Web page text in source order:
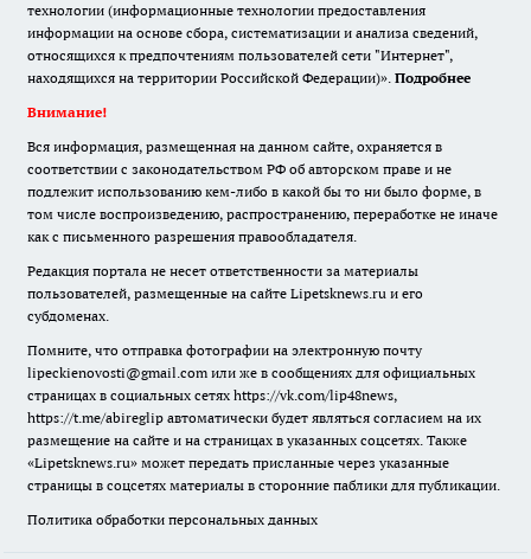
технологии (информационные технологии предоставления
информации на основе сбора, систематизации и анализа сведений,
относящихся к предпочтениям пользователей сети "Интернет",
находящихся на территории Российской Федерации)». Подробнее
Внимание!
Вся информация, размещенная на данном сайте, охраняется в
соответствии с законодательством РФ об авторском праве и не
подлежит использованию кем-либо в какой бы то ни было форме, в
том числе воспроизведению, распространению, переработке не иначе
как с письменного разрешения правообладателя.
Редакция портала не несет ответственности за материалы
пользователей, размещенные на сайте Lipetsknews.ru и его
субдоменах.
Помните, что отправка фотографии на электронную почту
lipeckienovosti@gmail.com или же в сообщениях для официальных
страницах в социальных сетях https://vk.com/lip48news,
https://t.me/abireglip автоматически будет являться согласием на их
размещение на сайте и на страницах в указанных соцсетях. Также
«Lipetsknews.ru» может передать присланные через указанные
страницы в соцсетях материалы в сторонние паблики для публикации.
Политика обработки персональных данных